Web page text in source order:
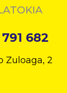
682
Zuloaga, 2